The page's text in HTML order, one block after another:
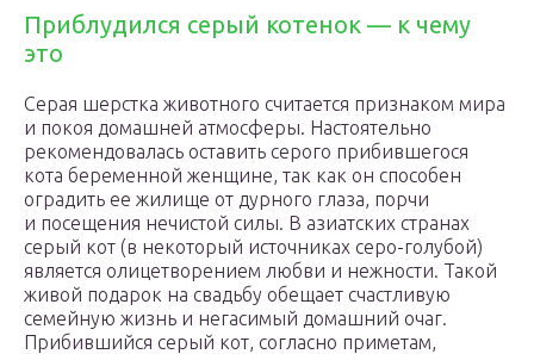
Приблудился серый котенок — к чему
это
Серая шерстка животного считается признаком мира
и покоя домашней атмосферы. Настоятельно
рекомендовалась оставить серого прибившегося
кота беременной женщине, так как он способен
оградить ее жилище от дурного глаза, порчи
и посещения нечистой силы. В азиатских странах
серый кот (в некоторый источниках серо-голубой)
является олицетворением любви и нежности. Такой
живой подарок на свадьбу обещает счастливую
семейную жизнь и негасимый домашний очаг.
Прибившийся серый кот, согласно приметам,